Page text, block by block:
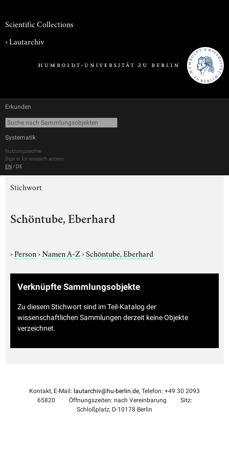
Scientific Collections
›Lautarchiv
Erkunden
Systematik
Nutzungsrechte
Sign in for research access
EN / DE
Stichwort
Schöntube, Eberhard
›Person›Namen A-Z›Schöntube, Eberhard
Verknüpfte Sammlungsobjekte
Zu diesem Stichwort sind im Teil-Katalog der
wissenschaftlichen Sammlungen derzeit keine Objekte
verzeichnet.
Kontakt, E-Mail: lautarchiv@hu-berlin.de, Telefon: +49 30 2093
65820
Öffnungszeiten: nach Vereinbarung
Sitz:
Schloßplatz, D-10178 Berlin